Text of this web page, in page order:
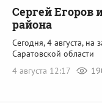
Сергей Егоров
района
Сегодня, 4 августа, на
Саратовской области
4 августа 12:17